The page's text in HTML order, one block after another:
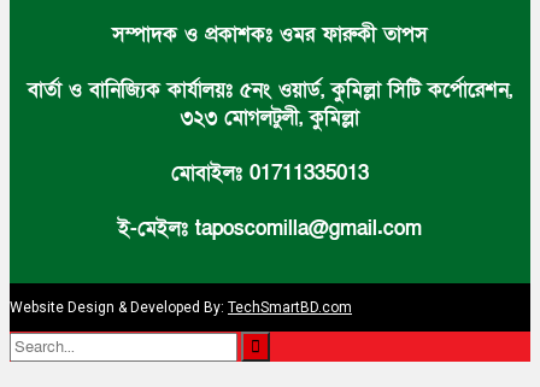
সম্পাদক ও প্রকাশকঃ ওমর ফারুকী তাপস
বার্তা ও বানিজ্যিক কার্যালয়ঃ ৫নং ওয়ার্ড, কুমিল্লা সিটি কর্পোরেশন,
৩২৩ মোগলটুলী, কুমিল্লা
মোবাইলঃ 01711335013
ই-মেইলঃ taposcomilla@gmail.com
Website Design & Developed By: TechSmartBD.com